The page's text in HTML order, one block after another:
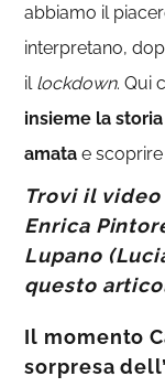
abbiamo il
interpretano,
il lockdown. Qui
insieme la
amata e
Trovi il
Enrica
Lupano
questo
Il momento
sorpresa